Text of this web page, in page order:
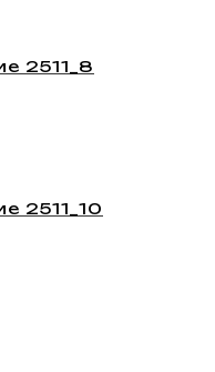
2511_8
2511_10